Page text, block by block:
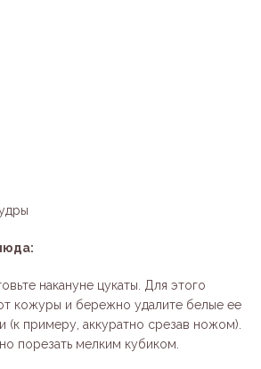
накануне цукаты. Для этого
кожуры и бережно удалите белые ее
(к примеру, аккуратно срезав ножом).
порезать мелким кубиком.